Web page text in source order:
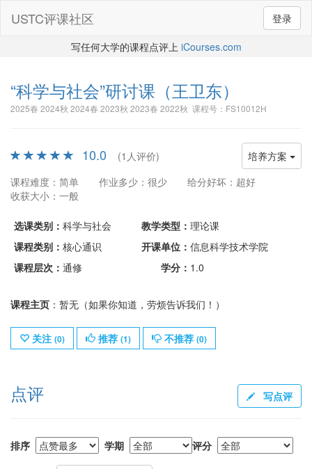
登录
USTC评课社区
写任何大学的课程点评上 iCourses.com
“科学与社会”研讨课 （王卫东）
2025春 2024秋 2024春 2023秋 2023春 2022秋 课程号：FS10012H
培养方案
10.0
(1人评价)
课程难度：简单
作业多少：很少
给分好坏：超好
收获大小：一般
选课类别： 科学与社会 教学类型： 理论课
课程类别： 核心通识 开课单位： 信息科学技术学院
课程层次： 通修 学分： 1.0
课程主页 ：暂无（如果你知道，劳烦告诉我们！）
关注 (0) 推荐 (1) 不推荐 (0)
点评 写点评
排序 学期 评分